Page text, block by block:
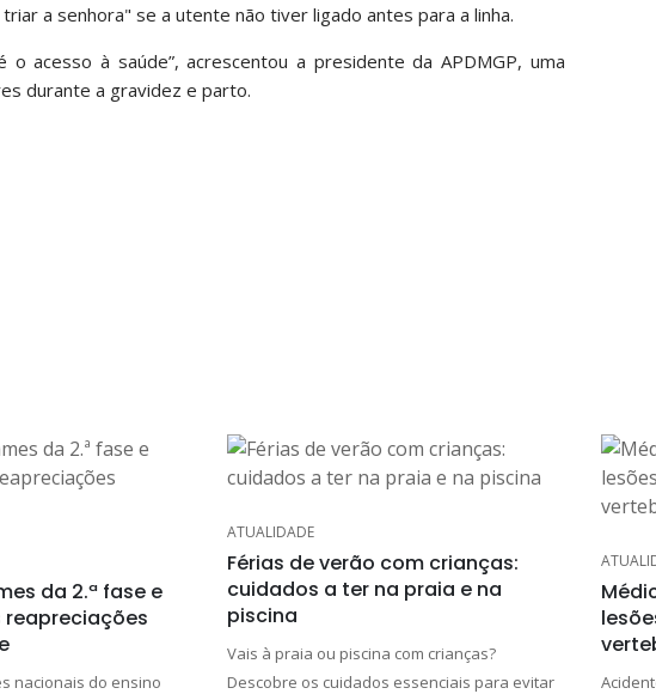
a senhora" se a utente não tiver ligado antes para a linha.
acesso à saúde”, acrescentou a presidente da APDMGP, uma
durante a gravidez e parto.
da 2.ª fase e
nacionais do ensino
ATUALIDADE
Férias de verão com crianças:
cuidados a ter na praia e na
piscina
Vais à praia ou piscina com crianças?
Descobre os cuidados essenciais para evitar